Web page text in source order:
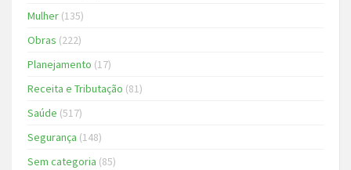
Mulher (135)
Obras (222)
Planejamento (17)
Receita e Tributação (81)
Saúde (517)
Segurança (148)
Sem categoria (85)